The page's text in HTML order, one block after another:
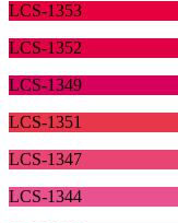
LCS-1353
LCS-1352
LCS-1349
LCS-1351
LCS-1347
LCS-1344